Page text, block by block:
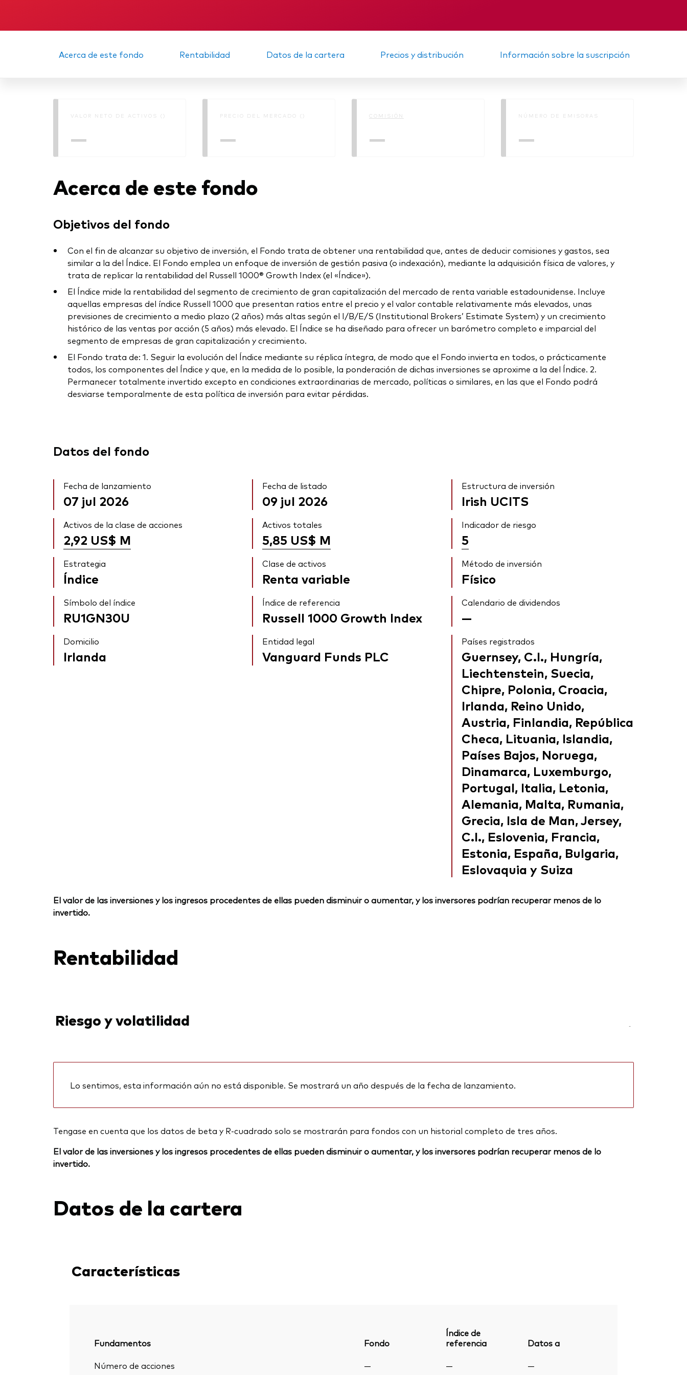
Acerca de este fondo Rentabilidad Datos de la cartera Precios y distribución Información sobre la suscripción
VALOR NETO DE ACTIVOS ()
—
PRECIO DEL MERCADO ()
—
COMISIÓN
—
NÚMERO DE EMISORAS
—
Acerca de este fondo
Objetivos del fondo
Con el fin de alcanzar su objetivo de inversión, el Fondo trata de obtener una rentabilidad que, antes de deducir comisiones y gastos, sea
similar a la del Índice. El Fondo emplea un enfoque de inversión de gestión pasiva (o indexación), mediante la adquisición física de valores, y
trata de replicar la rentabilidad del Russell 1000® Growth Index (el «Índice»).
El Índice mide la rentabilidad del segmento de crecimiento de gran capitalización del mercado de renta variable estadounidense. Incluye
aquellas empresas del índice Russell 1000 que presentan ratios entre el precio y el valor contable relativamente más elevados, unas
previsiones de crecimiento a medio plazo (2 años) más altas según el I/B/E/S (Institutional Brokers’ Estimate System) y un crecimiento
histórico de las ventas por acción (5 años) más elevado. El Índice se ha diseñado para ofrecer un barómetro completo e imparcial del
segmento de empresas de gran capitalización y crecimiento.
El Fondo trata de: 1. Seguir la evolución del Índice mediante su réplica íntegra, de modo que el Fondo invierta en todos, o prácticamente
todos, los componentes del Índice y que, en la medida de lo posible, la ponderación de dichas inversiones se aproxime a la del Índice. 2.
Permanecer totalmente invertido excepto en condiciones extraordinarias de mercado, políticas o similares, en las que el Fondo podrá
desviarse temporalmente de esta política de inversión para evitar pérdidas.
Datos del fondo
Fecha de lanzamiento
07 jul 2026
Fecha de listado
09 jul 2026
Estructura de inversión
Irish UCITS
Activos de la clase de acciones
2,92 US$ M
Activos totales
5,85 US$ M
Indicador de riesgo
5
Estrategia
Índice
Clase de activos
Renta variable
Método de inversión
Físico
Símbolo del índice
RU1GN30U
Índice de referencia
Russell 1000 Growth Index
Calendario de dividendos
—
Domicilio
Irlanda
Entidad legal
Vanguard Funds PLC
Países registrados
Guernsey, C.I., Hungría,
Liechtenstein, Suecia,
Chipre, Polonia, Croacia,
Irlanda, Reino Unido,
Austria, Finlandia, República
Checa, Lituania, Islandia,
Países Bajos, Noruega,
Dinamarca, Luxemburgo,
Portugal, Italia, Letonia,
Alemania, Malta, Rumania,
Grecia, Isla de Man, Jersey,
C.I., Eslovenia, Francia,
Estonia, España, Bulgaria,
Eslovaquia y Suiza
El valor de las inversiones y los ingresos procedentes de ellas pueden disminuir o aumentar, y los inversores podrían recuperar menos de lo
invertido.
Rentabilidad
Riesgo y volatilidad -
Lo sentimos, esta información aún no está disponible. Se mostrará un año después de la fecha de lanzamiento.
Tengase en cuenta que los datos de beta y R-cuadrado solo se mostrarán para fondos con un historial completo de tres años.
El valor de las inversiones y los ingresos procedentes de ellas pueden disminuir o aumentar, y los inversores podrían recuperar menos de lo
invertido.
Datos de la cartera
Características
Fundamentos Fondo
Índice de
referencia
Datos a
Número de acciones
— — —